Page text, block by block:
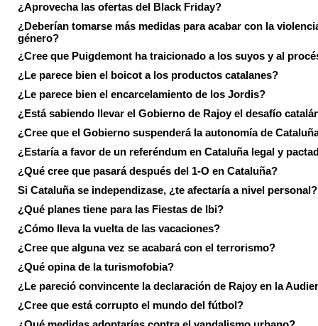
¿Aprovecha las ofertas del Black Friday?
¿Deberían tomarse más medidas para acabar con la
género?
¿Cree que Puigdemont ha traicionado a los suyos y al
¿Le parece bien el boicot a los productos catalanes?
¿Le parece bien el encarcelamiento de los Jordis?
¿Está sabiendo llevar el Gobierno de Rajoy el desafío
¿Cree que el Gobierno suspenderá la autonomía de
¿Estaría a favor de un referéndum en Cataluña legal y
¿Qué cree que pasará después del 1-O en Cataluña?
Si Cataluña se independizase, ¿te afectaría a nivel personal?
¿Qué planes tiene para las Fiestas de Ibi?
¿Cómo lleva la vuelta de las vacaciones?
¿Cree que alguna vez se acabará con el terrorismo?
¿Qué opina de la turismofobia?
¿Le pareció convincente la declaración de Rajoy en la
¿Cree que está corrupto el mundo del fútbol?